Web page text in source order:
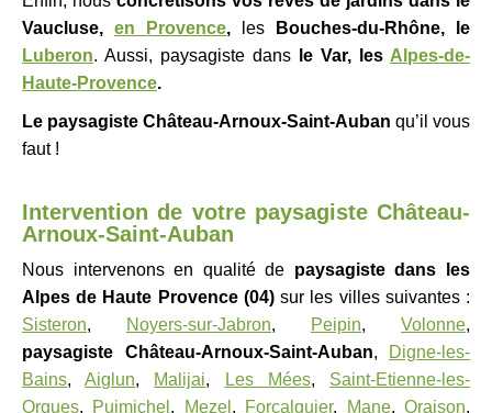
Vaucluse, en Provence, les
Bouches-du-Rhône, le
Luberon. Aussi, paysagiste dans le Var, les Alpes-de-
Haute-Provence.
Le paysagiste Château-Arnoux-Saint-Auban qu’il vous
faut !
Intervention de votre paysagiste Château-
Arnoux-Saint-Auban
Nous intervenons en qualité de paysagistedans les
Alpes de Haute Provence (04)sur les villes suivantes :
Sisteron, Noyers-sur-Jabron, Peipin, Volonne,
paysagiste Château-Arnoux-Saint-Auban,
Digne-les-
Bains,Aiglun, Malijai, Les Mées, Saint-Etienne-les-
Orgues, Puimichel , Mezel , Forcalquier, Mane,Oraison,